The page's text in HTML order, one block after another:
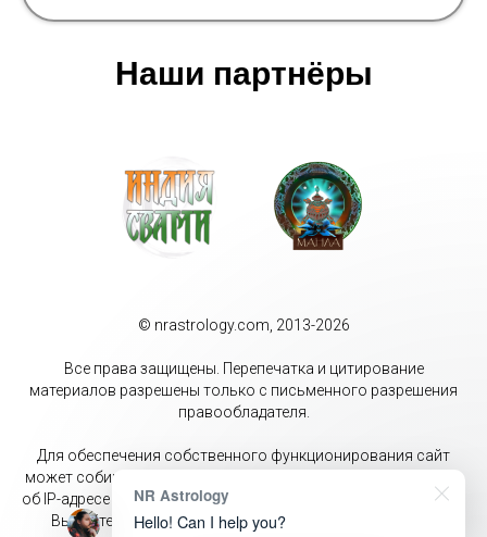
Наши партнёры
© nrastrology.com, 2013-2026
Все права защищены. Перепечатка и цитирование
материалов разрешены только с письменного разрешения
правообладателя.
Для обеспечения собственного функционирования сайт
может собирать метаданные пользователей (cookie, данные
об IP-адресе и местоположении). Оставаясь на данном сайте
Вы даёте своё согласие на обработку перечисленных
NR Astrology
Hello! Can I help you?